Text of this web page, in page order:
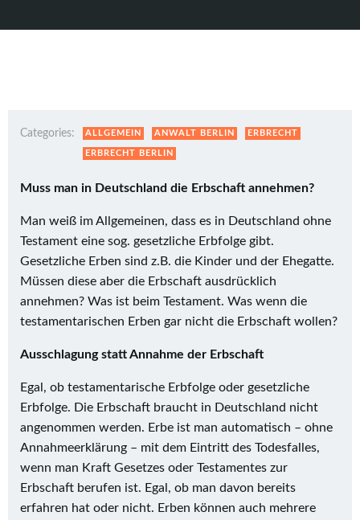
Categories: ALLGEMEIN ANWALT BERLIN ERBRECHT
ERBRECHT BERLIN
Muss man in Deutschland die Erbschaft annehmen?
Man weiß im Allgemeinen, dass es in Deutschland ohne
Testament eine sog. gesetzliche Erbfolge gibt.
Gesetzliche Erben sind z.B. die Kinder und der Ehegatte.
Müssen diese aber die Erbschaft ausdrücklich
annehmen? Was ist beim Testament. Was wenn die
testamentarischen Erben gar nicht die Erbschaft wollen?
Ausschlagung statt Annahme der Erbschaft
Egal, ob testamentarische Erbfolge oder gesetzliche
Erbfolge. Die Erbschaft braucht in Deutschland nicht
angenommen werden. Erbe ist man automatisch – ohne
Annahmeerklärung – mit dem Eintritt des Todesfalles,
wenn man Kraft Gesetzes oder Testamentes zur
Erbschaft berufen ist. Egal, ob man davon bereits
erfahren hat oder nicht. Erben können auch mehrere